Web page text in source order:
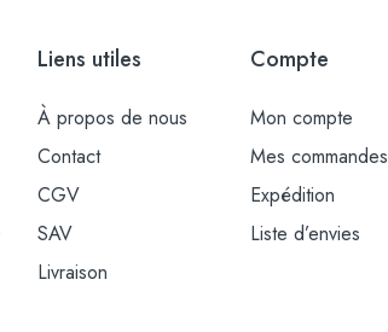
Liens utiles
À propos de nous
Contact
CGV
SAV
Livraison
Compte
Mon compte
Mes commandes
Expédition
Liste d’envies